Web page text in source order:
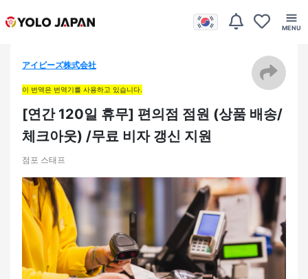
アイビーズ株式会社
이 번역은 번역기를 사용하고 있습니다.
[연간 120일 휴무] 편의점 점원 (상품 배송/
체크아웃) /무료 비자 갱신 지원
점포 스태프